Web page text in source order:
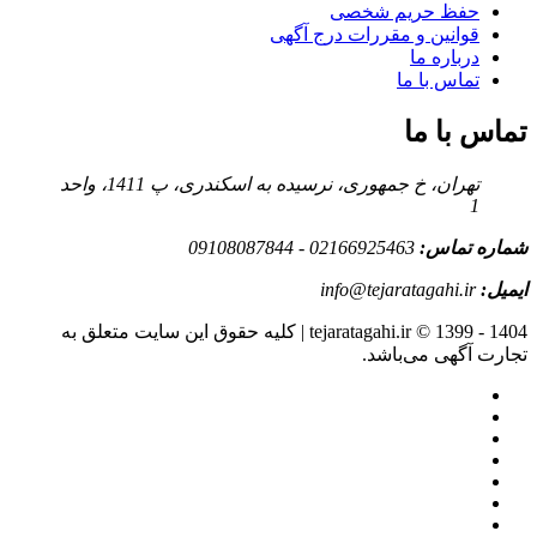
حفظ حریم شخصی
قوانین و مقررات درج آگهی
درباره ما
تماس با ما
تماس با ما
تهران، خ جمهوری، نرسیده به اسکندری، پ 1411، واحد
1
شماره تماس: 02166925463 - 09108087844
ایمیل:info@tejaratagahi.ir
tejaratagahi.ir © 1399 - 1404 | کلیه حقوق این سایت متعلق به
تجارت آگهی می‌باشد.